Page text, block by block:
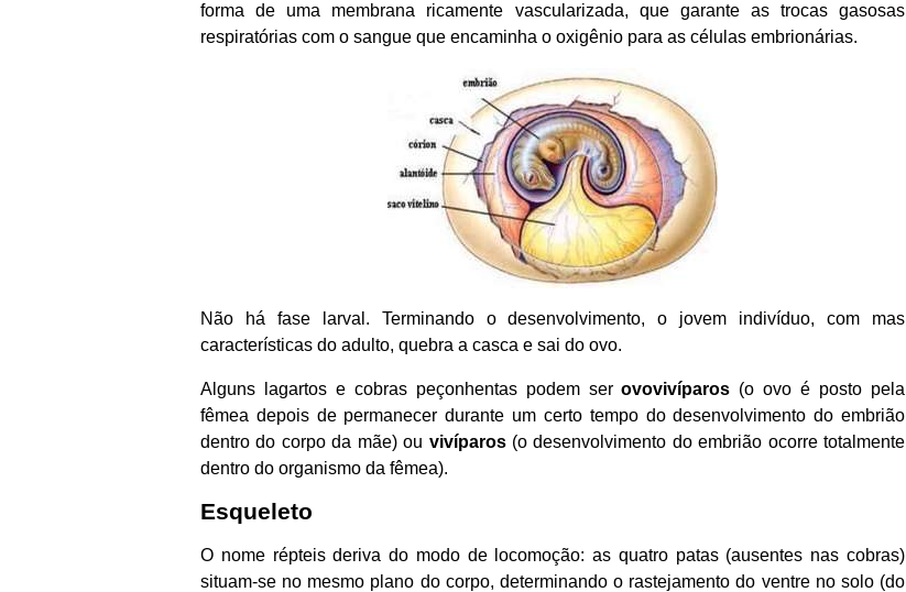
forma de uma membrana ricamente vascularizada, que garante as trocas gasosas
respiratórias com o sangue que encaminha o oxigênio para as células embrionárias.
Não há fase larval. Terminando o desenvolvimento, o jovem indivíduo, com mas
características do adulto, quebra a casca e sai do ovo.
Alguns lagartos e cobras peçonhentas podem serovovivíparos (o ovo é posto pela
fêmea depois de permanecer durante um certo tempo do desenvolvimento do embrião
dentro do corpo da mãe) ou vivíparos(o desenvolvimento do embrião ocorre totalmente
dentro do organismo da fêmea).
Esqueleto
O nome répteis deriva do modo de locomoção: as quatro patas (ausentes nas cobras)
situam-se no mesmo plano do corpo, determinando o rastejamento do ventre no solo (do